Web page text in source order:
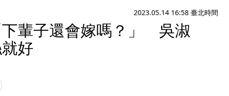
2023.05.14 16:58 臺北時間
輩子還會嫁嗎？」 吳淑
好